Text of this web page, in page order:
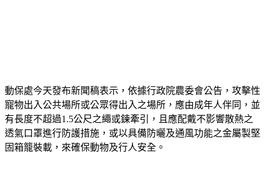
動保處今天發布新聞稿表示，依據行政院農委會公告，攻擊性
寵物出入公共場所或公眾得出入之場所，應由成年人伴同，並
有長度不超過1.5公尺之繩或鍊牽引，且應配戴不影響散熱之
透氣口罩進行防護措施，或以具備防曬及通風功能之金屬製堅
固箱籠裝載，來確保動物及行人安全。